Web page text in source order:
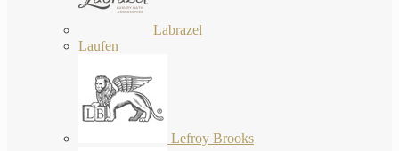
Labrazel
Laufen
Lefroy Brooks